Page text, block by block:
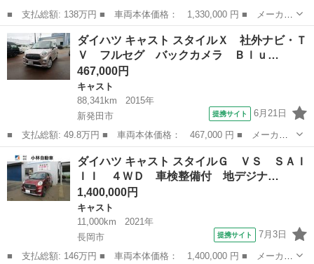
■ 支払総額: 138万円 ■ 車両本体価格： 1,330,000 円 ■ メーカー
名： ダイハツ ■ 車種名： キャスト ■ グレード名： スタイル
Ｇ プライムコレクション ＳＡＩＩＩ カロッツェリアナビ フル
セグＴＶ ...
新潟 柏崎市 キャスト
ダイハツ キャスト スタイルＸ 社外ナビ・Ｔ
Ｖ フルセグ バックカメラ Ｂｌｕ…
467,000円
キャスト
88,341km
2015年
新発田市
提携サイト 6月21日
■ 支払総額: 49.8万円 ■ 車両本体価格： 467,000 円 ■ メーカー
名： ダイハツ ■ 車種名： キャスト ■ グレード名： スタイル
Ｘ 社外ナビ・ＴＶ フルセグ バックカメラ Ｂｌｕｅｔｏｏｔ
ｈ ＴＶキャン...
新潟 新発田市 キャスト
ダイハツ キャスト スタイルＧ ＶＳ ＳＡＩ
ＩＩ ４ＷＤ 車検整備付 地デジナ…
1,400,000円
キャスト
11,000km
2021年
長岡市
提携サイト 7月3日
■ 支払総額: 146万円 ■ 車両本体価格： 1,400,000 円 ■ メーカー